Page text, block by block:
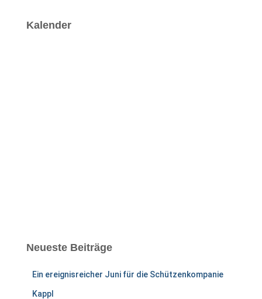
eKalender
Neueste Beiträge
Ein ereignisreicher Juni für die Schützenkompanie
Kappl